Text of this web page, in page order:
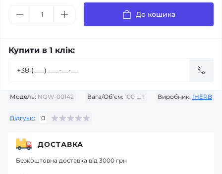
Модель: NOW-00142 Вага/Об’єм: 100 шт Виробник: IHERB
Відгуки: 0
До кошика
Купити в 1 клік:
ДОСТАВКА
Безкоштовна доставка від 3000 грн